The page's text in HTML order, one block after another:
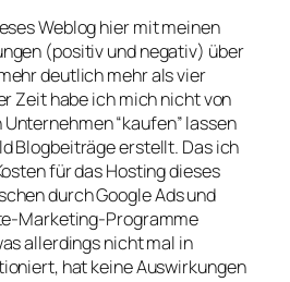
Weblog hier mit meinen
(positiv und negativ) über
deutlich mehr als vier
Zeit habe ich mich nicht von
“kaufen” lassen
Blogbeiträge erstellt. Das ich
für das Hosting dieses
durch Google Ads und
Marketing-Programme
allerdings nicht mal in
hat keine Auswirkungen